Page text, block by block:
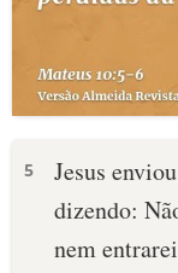
5
Jesus
dizendo:
nem